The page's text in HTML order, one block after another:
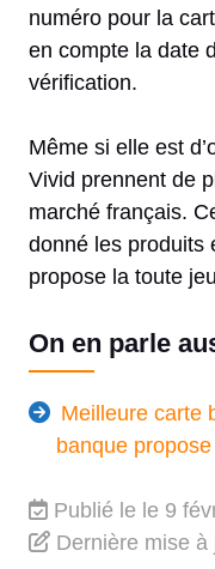
numéro pour la
en compte la date
vérification.
Même si elle est
Vivid prennent de
marché français.
donné les produits
propose la toute
On en parle
Meilleure carte
banque
Publié le le 9
Dernière mise à